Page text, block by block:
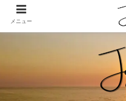
メニュー